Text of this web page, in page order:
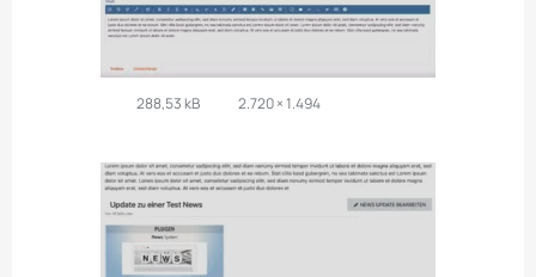
288,53 kB 2.720 × 1.494